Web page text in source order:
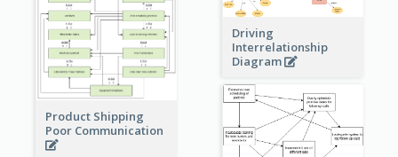
Driving
Interrelationship
Diagram
Product Shipping
Poor Communication